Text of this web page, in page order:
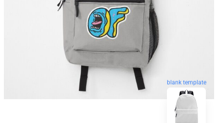
blank template